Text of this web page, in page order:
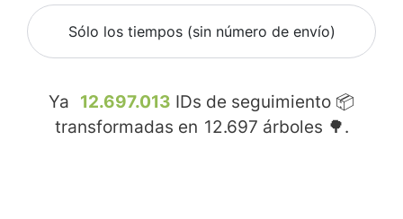
Sólo los tiempos (sin número de envío)
Ya 12.697.013 IDs de seguimiento 📦
transformadas en 12.697 árboles 🌳.